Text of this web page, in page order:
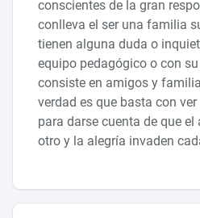
conscientes de la gran
conlleva el ser una familia
tienen alguna duda o
equipo pedagógico o con
consiste en amigos y
verdad es que basta con
para darse cuenta de que el
otro y la alegría invaden